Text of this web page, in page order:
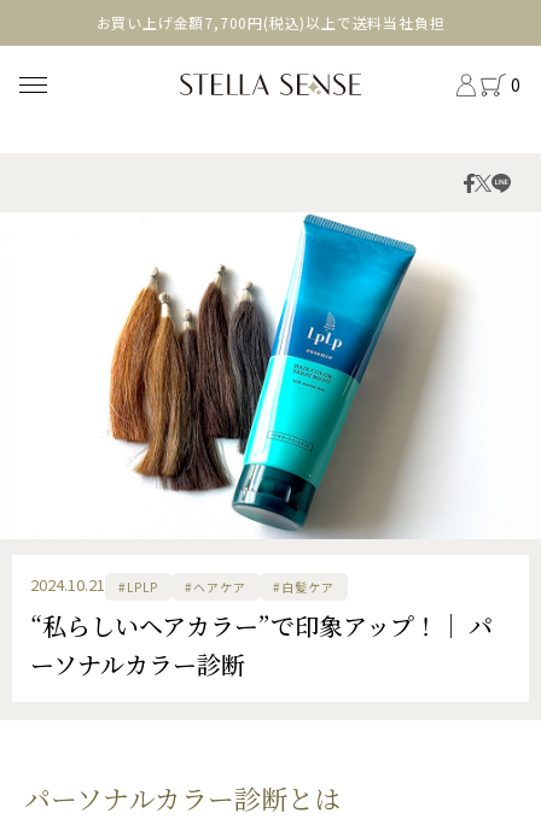
お買い上げ金額7,700円(税込)以上で送料当社負担
0
2024.10.21 #LPLP #ヘアケア #白髪ケア
“私らしいヘアカラー”で印象アップ！│ パ
ーソナルカラー診断
パーソナルカラー診断とは